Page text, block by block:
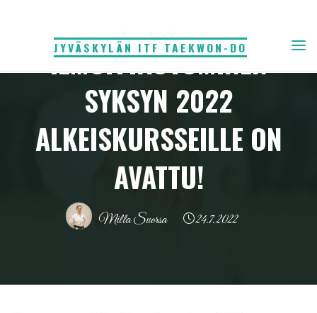
JYVÄSKYLÄN ITF TAEKWON-DO
ILMOITTAUTUMINEN
SYKSYN 2022
ALKEISKURSSEILLE ON
AVATTU!
Milla Suorsa 24.7.2022